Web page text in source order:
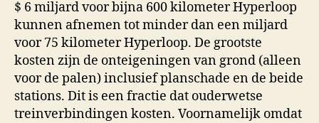
$ 6 miljard voor bijna 600 kilometer Hyperloop
kunnen afnemen tot minder dan een miljard
voor 75 kilometer Hyperloop. De grootste
kosten zijn de onteigeningen van grond (alleen
voor de palen) inclusief planschade en de beide
stations. Dit is een fractie dat ouderwetse
treinverbindingen kosten. Voornamelijk omdat